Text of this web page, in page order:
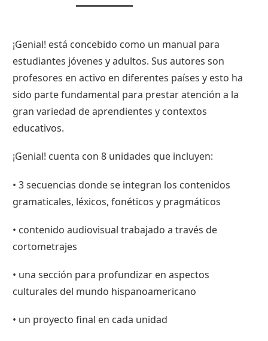
¡Genial! está concebido como un manual para
estudiantes jóvenes y adultos. Sus autores son
profesores en activo en diferentes países y esto ha
sido parte fundamental para prestar atención a la
gran variedad de aprendientes y contextos
educativos.
¡Genial! cuenta con 8 unidades que incluyen:
• 3 secuencias donde se integran los contenidos
gramaticales, léxicos, fonéticos y pragmáticos
• contenido audiovisual trabajado a través de
cortometrajes
• una sección para profundizar en aspectos
culturales del mundo hispanoamericano
• un proyecto final en cada unidad